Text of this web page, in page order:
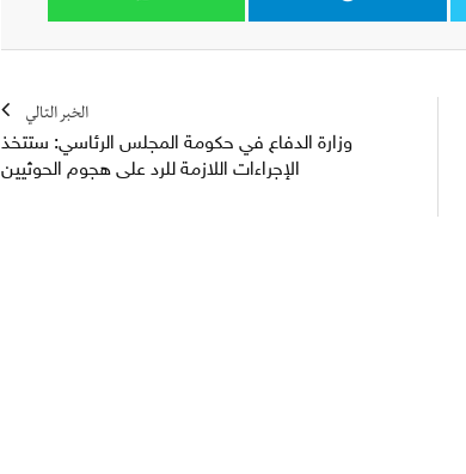
الخبر التالي
وزارة الدفاع في حكومة المجلس الرئاسي: ستتخذ
الإجراءات اللازمة للرد على هجوم الحوثيين